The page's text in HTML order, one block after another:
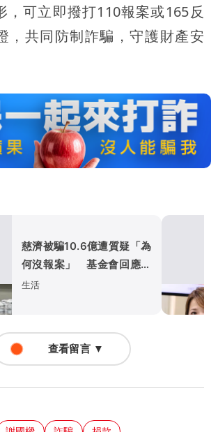
，可立即撥打110報案或165反
，共同防制詐騙，守護財產安
慈濟被騙10.6億遭質疑「為
何沒報案」 基金會回應：
已委託律師全權處理
生活
查看留言 ▼